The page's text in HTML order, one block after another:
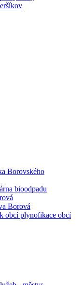
Borovského
bioodpadu
Borová
obcí plynofikace obcí